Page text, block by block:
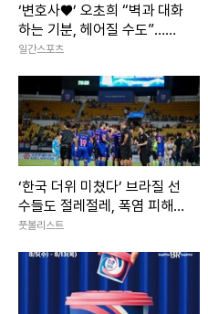
‘변호사♥’ 오초희 “벽과 대화
하는 기분, 헤어질 수도”…독
박육아에 눈물 (결혼지옥)
일간스포츠
‘한국 더위 미쳤다’ 브라질 선
수들도 절레절레, 폭염 피해
최소화 위한 K리그 노력들
풋볼리스트